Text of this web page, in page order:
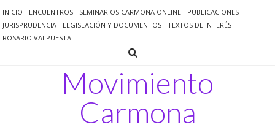
al
contenido
INICIO ENCUENTROS SEMINARIOS CARMONA ONLINE
PUBLICACIONES
JURISPRUDENCIA
LEGISLACIÓN Y DOCUMENTOS
TEXTOS DE INTERÉS
ROSARIO VALPUESTA
Movimiento
Carmona